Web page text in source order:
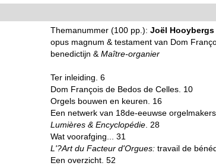
Themanummer (100 pp.): Joël Hooybergs
opus magnum & testament van Dom
benedictijn & Maître-organier
Ter inleiding. 6
Dom François de Bedos de Celles. 10
Orgels bouwen en keuren. 16
Een netwerk van 18de-eeuwse
Lumières & Encyclopédie . 28
Wat voorafging... 31
L'?Art du Facteur d'Orgues: travail de
Een overzicht. 52